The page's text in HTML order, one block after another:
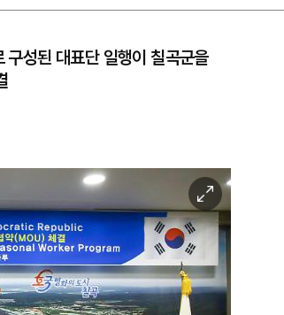
성된 대표단 일행이 칠곡군을
이
미
지
확
대